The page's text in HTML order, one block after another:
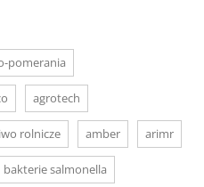
pomerania
agrotech
rolnicze amber arimr
bakterie salmonella